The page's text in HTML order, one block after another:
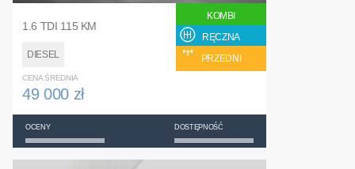
1.6 TDI 115 KM
DIESEL
KOMBI
RĘCZNA
PRZEDNI
CENA ŚREDNIA
49 000 zł
OCENY DOSTĘPNOŚĆ